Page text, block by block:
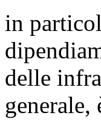
in
delle